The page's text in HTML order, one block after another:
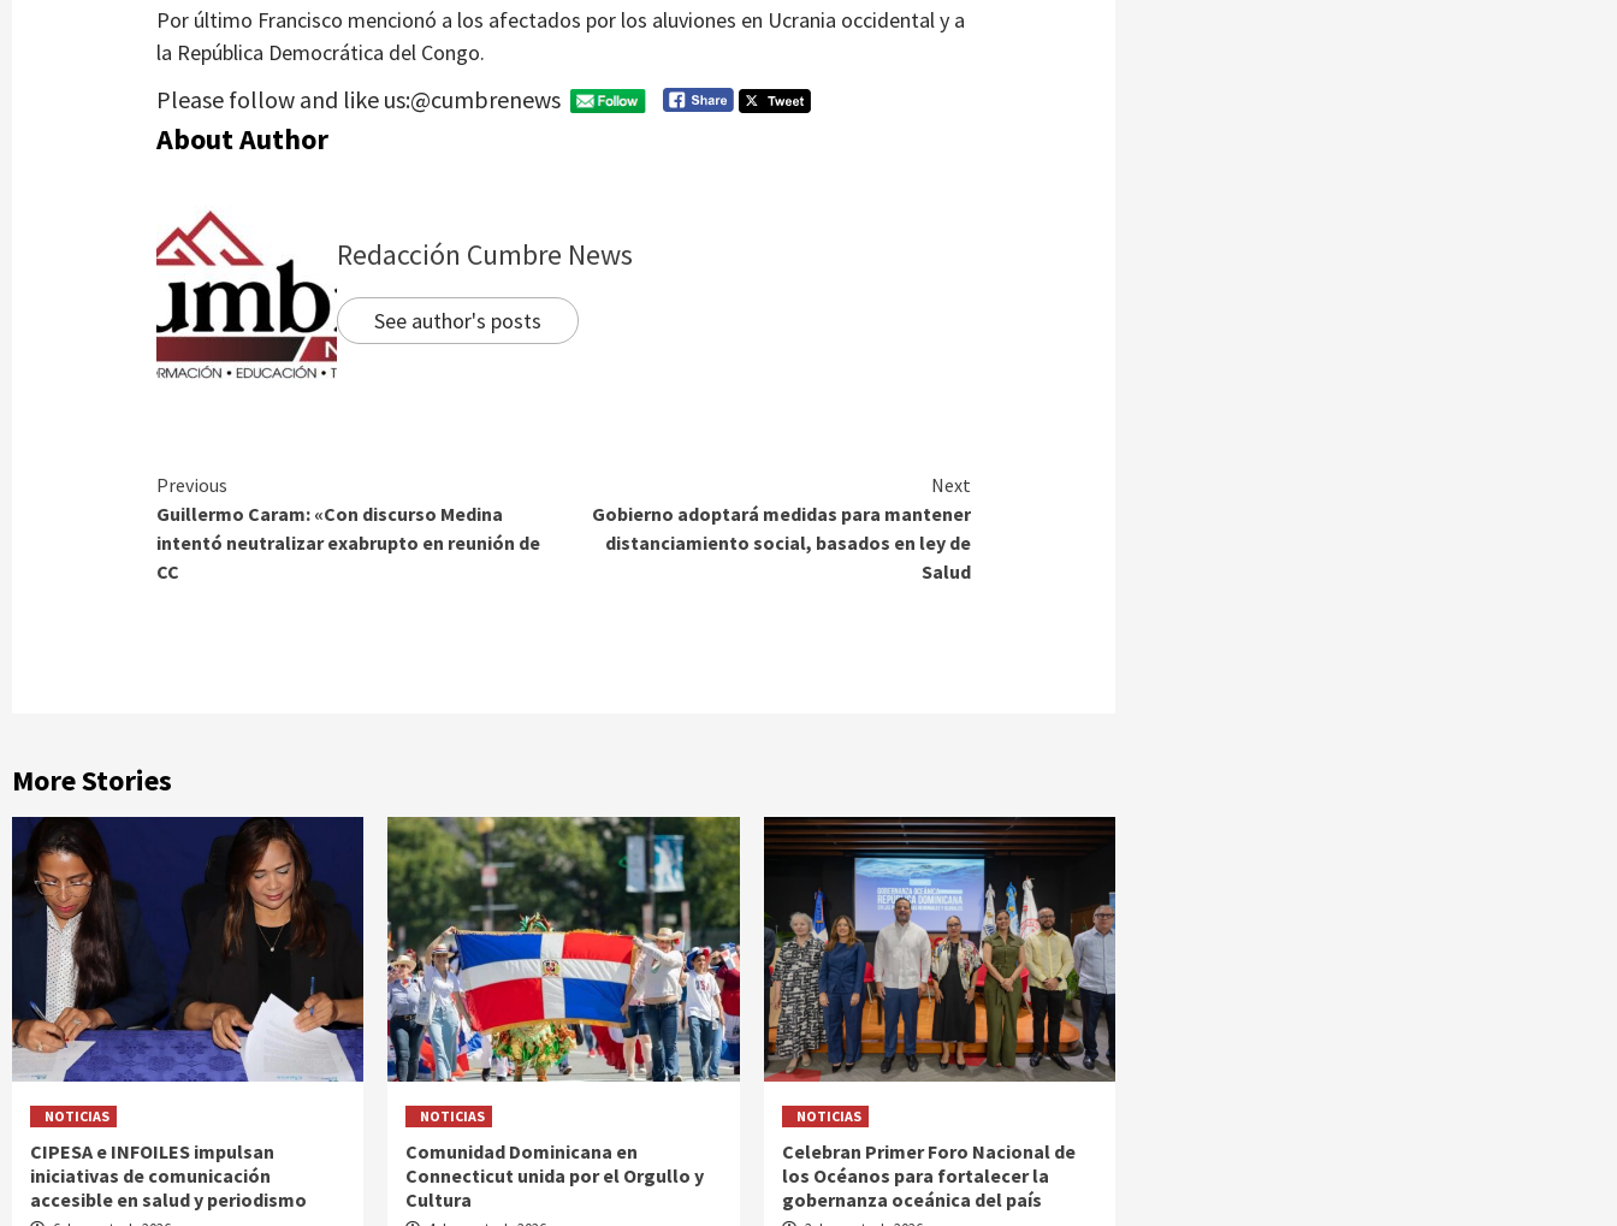
Por último Francisco mencionó a los afectados por los aluviones en Ucrania occidental y a
la República Democrática del Congo.
Please follow and like us:@cumbrenews
About Author
Redacción Cumbre News
See author's posts
Continue
Reading
Previous
Guillermo Caram: «Con discurso Medina
intentó neutralizar exabrupto en reunión de
CC
Next
Gobierno adoptará medidas para mantener
distanciamiento social, basados en ley de
Salud
More Stories
NOTICIAS
CIPESA e INFOILES impulsan
iniciativas de comunicación
accesible en salud y periodismo
NOTICIAS
Comunidad Dominicana en
Connecticut unida por el Orgullo y
Cultura
NOTICIAS
Celebran Primer Foro Nacional de
los Océanos para fortalecer la
gobernanza oceánica del país